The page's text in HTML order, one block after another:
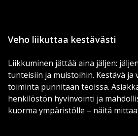
Veho liikuttaa kestävästi
Liikkuminen jättää aina jäljen:
tunteisiin ja muistoihin. Kestävä ja
toiminta punnitaan teoissa.
henkilöstön hyvinvointi ja
kuorma ympäristölle – näitä